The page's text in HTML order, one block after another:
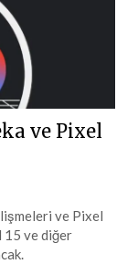
ve Pixel
ve Pixel
15 ve diğer